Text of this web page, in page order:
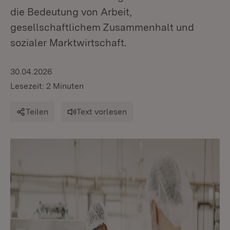
die Bedeutung von Arbeit,
gesellschaftlichem Zusammenhalt und
sozialer Marktwirtschaft.
30.04.2026
Lesezeit: 2 Minuten
Teilen Text vorlesen